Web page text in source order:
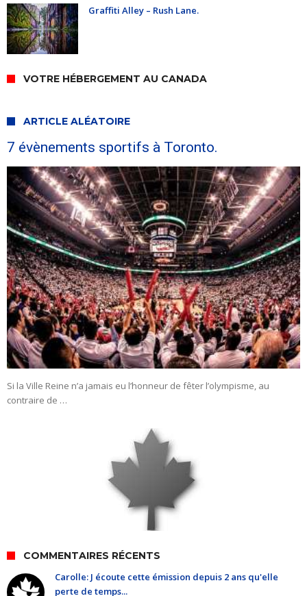
Graffiti Alley – Rush Lane.
VOTRE HÉBERGEMENT AU CANADA
ARTICLE ALÉATOIRE
7 évènements sportifs à Toronto.
Si la Ville Reine n’a jamais eu l’honneur de fêter l’olympisme, au
contraire de …
COMMENTAIRES RÉCENTS
Carolle: J écoute cette émission depuis 2 ans qu'elle
perte de temps...